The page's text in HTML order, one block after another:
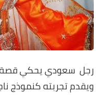
رجل سعودي يحكي قصة
ويقدم تجربته كنموذج